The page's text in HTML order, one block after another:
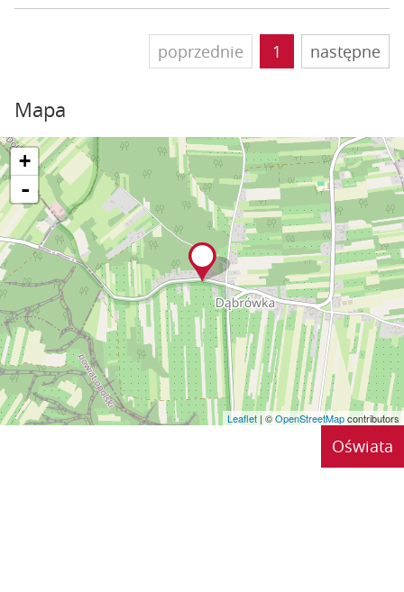
poprzednie 1 następne
Mapa
+
-
Leaflet | ©OpenStreetMapcontributors
Oświata